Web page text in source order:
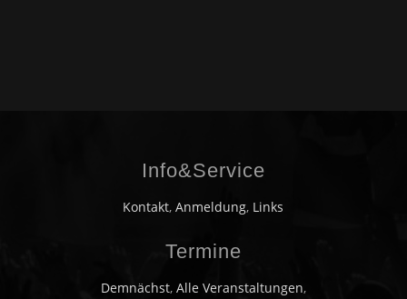
Info&Service
Kontakt,Anmeldung, Links
Termine
Demnächst, Alle Veranstaltungen,